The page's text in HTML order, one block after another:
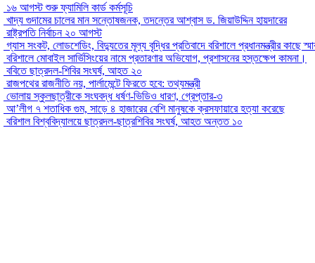
১৬ আগস্ট শুরু ফ্যামিলি কার্ড কর্মসূচি
খাদ্য গুদামের চালের মান সন্তোষজনক, তদন্তের আশ্বাস ড. জিয়াউদ্দিন হায়দারের
রাষ্ট্রপতি নির্বাচন ২০ আগস্ট
গ্যাস সংকট, লোডশেডিং, বিদ্যুতের মূল্য বৃদ্ধির প্রতিবাদে বরিশালে প্রধানমন্ত্রীর কাছে
বরিশালে মোবাইল সার্ভিসিংয়ের নামে প্রতারণার অভিযোগ, প্রশাসনের হস্তক্ষেপ কামনা।
ববিতে ছাত্রদল-শিবির সংঘর্ষ, আহত ২০
রাজপথের রাজনীতি নয়, পার্লামেন্টে ফিরতে হবে: তথ্যমন্ত্রী
ভোলায় স্কুলছাত্রীকে সংঘবদ্ধ ধর্ষণ-ভিডিও ধারণ, গ্রেপ্তার-৩
আ’লীগ ৭ শতাধিক গুম, সাড়ে ৪ হাজারের বেশি মানুষকে ক্রসফায়ারে হত্যা করেছে
বরিশাল বিশ্ববিদ্যালয়ে ছাত্রদল-ছাত্রশিবির সংঘর্ষ, আহত অন্তত ১০